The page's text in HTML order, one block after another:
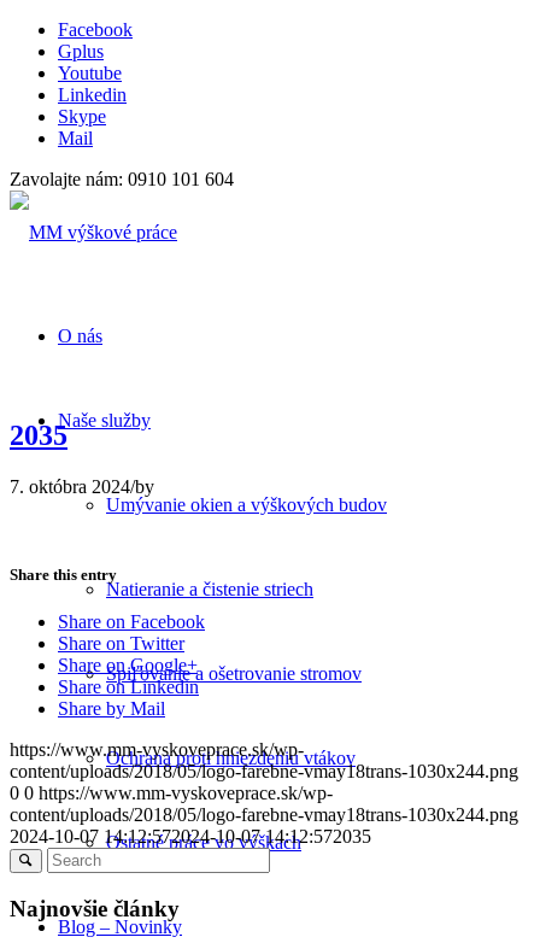
Facebook
Gplus
Youtube
Linkedin
Skype
Mail
Zavolajte nám: 0910 101 604
O nás
Naše služby
Umývanie okien a výškových budov
Natieranie a čistenie striech
Spiľovanie a ošetrovanie stromov
Ochrana proti hniezdeniu vtákov
Ostatné práce vo výškach
Blog – Novinky
2035
7. októbra 2024/by
Share this entry
Share on Facebook
Share on Twitter
Share on Google+
Share on Linkedin
Share by Mail
https://www.mm-vyskoveprace.sk/wp-
content/uploads/2018/05/logo-farebne-vmay18trans-1030x244.png
0 0 https://www.mm-vyskoveprace.sk/wp-
content/uploads/2018/05/logo-farebne-vmay18trans-1030x244.png
2024-10-07 14:12:572024-10-07 14:12:572035
Najnovšie články